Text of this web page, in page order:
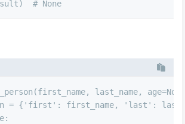
# None
(first_name, last_name, age=None
= {
'first' : first_name, 'last' :